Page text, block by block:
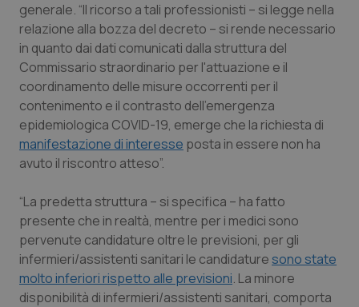
Tumore ovarico
Tumori del Polmone & Testa Collo
Tumori gastrointestinali
Ulcera & Reflusso
generale. “Il ricorso a tali professionisti – si legge nella
relazione alla bozza del decreto – si rende necessario
in quanto dai dati comunicati dalla struttura del
Commissario straordinario per l'attuazione e il
coordinamento delle misure occorrenti per il
contenimento e il contrasto dell'emergenza
epidemiologica COVID-19, emerge che la richiesta di
manifestazione di interesse posta in essere non ha
avuto il riscontro atteso”.
“La predetta struttura – si specifica – ha fatto
presente che in realtà, mentre per i medici sono
pervenute candidature oltre le previsioni, per gli
infermieri/assistenti sanitari le candidaturesono state
molto inferiori rispetto alle previsioni. La minore
disponibilità di infermieri/assistenti sanitari, comporta